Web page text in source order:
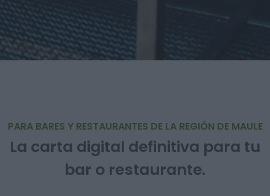
PARA BARES Y RESTAURANTES DE LA REGIÓN DE MAULE
La carta digital definitiva para tu
bar o restaurante.